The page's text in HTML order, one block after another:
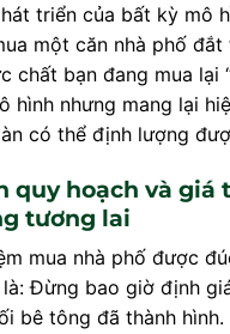
triển của bất kỳ mô
một căn nhà phố
chất bạn đang mua lại
hình nhưng mang lại
có thể định lượng
quy hoạch và giá
tương lai
mua nhà phố được
Đừng bao giờ định
bê tông đã thành